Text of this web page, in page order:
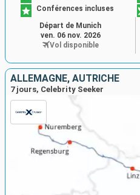
Conférences incluses
Départ de Munich
ven. 06 nov. 2026
Vol disponible
ALLEMAGNE, AUTRICHE
7 jours, Celebrity Seeker